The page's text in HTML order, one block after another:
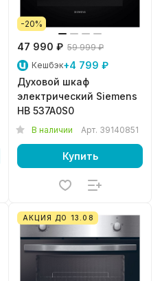
-20%
47 990 ₽ 59 999 ₽
Кешбэк+4 799 ₽
Духовой шкаф
электрический Siemens
HB 537A0S0
В наличии Арт. 39140851
Купить
АКЦИЯ ДО 13.08